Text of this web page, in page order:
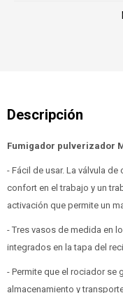
Fumigador pulverizador
- Fácil de usar. La válvula
confort en el trabajo y un
activación que permite un
- Tres vasos de medida en
integrados en la tapa del
- Permite que el rociador se
almacenamiento y